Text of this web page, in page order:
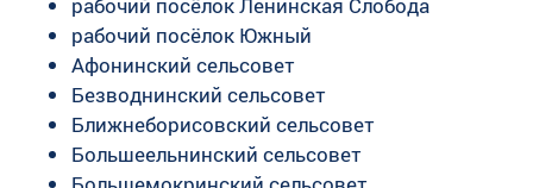
рабочий посёлок Южный
Афонинский сельсовет
Безводнинский сельсовет
Ближнеборисовский сельсовет
Большеельнинский сельсовет